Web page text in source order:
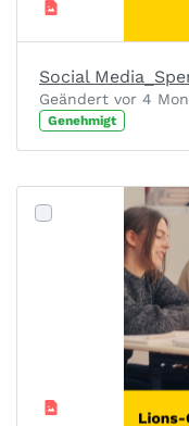
Social
Geändert vor 4
Genehmigt